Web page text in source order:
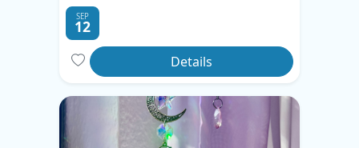
SEP
12
Details